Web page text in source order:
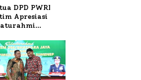
DPD PWRI
Apresiasi
PWRI, Sebut
Ideal
Pers